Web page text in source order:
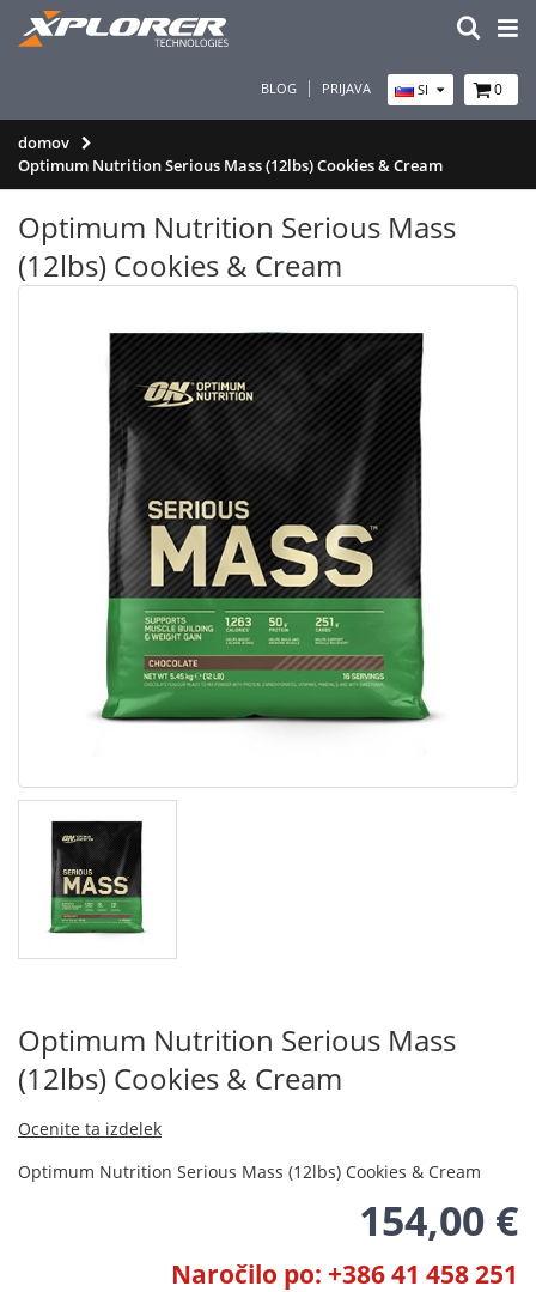
BLOG PRIJAVA SI 0
domov
Optimum Nutrition Serious Mass (12lbs) Cookies & Cream
Optimum Nutrition Serious Mass
(12lbs) Cookies & Cream
Optimum Nutrition Serious Mass
(12lbs) Cookies & Cream
Ocenite ta izdelek
Optimum Nutrition Serious Mass (12lbs) Cookies & Cream
154,00 €
Naročilo po: +386 41 458 251